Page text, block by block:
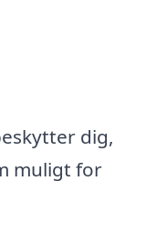
dig,
muligt for